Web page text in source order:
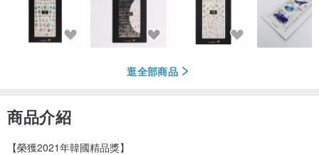
逛全部商品
商品介紹
【榮獲2021年韓國精品獎】